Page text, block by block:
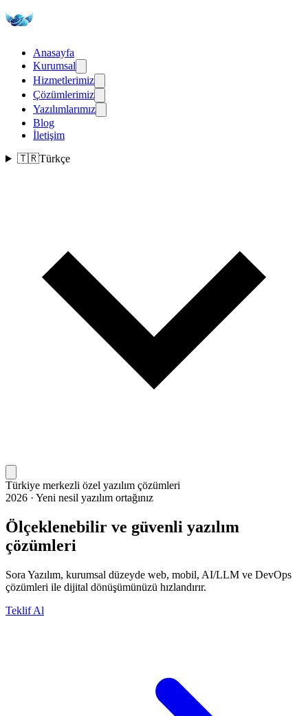
Anasayfa
Kurumsal
Hizmetlerimiz
Çözümlerimiz
Yazılımlarımız
Blog
İletişim
🇹🇷Türkçe
Türkiye merkezli özel yazılım çözümleri
2026 · Yeni nesil yazılım ortağınız
Ölçeklenebilir ve güvenli yazılım
çözümleri
Sora Yazılım, kurumsal düzeyde web, mobil, AI/LLM ve DevOps
çözümleri ile dijital dönüşümünüzü hızlandırır.
Teklif Al